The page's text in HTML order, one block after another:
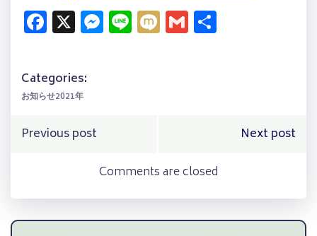
Facebook
X Messenger
LineMixiGmail
Categories:
お知らせ2021年
Post
navigation
Previous post
navigation
Next post
Comments are closed